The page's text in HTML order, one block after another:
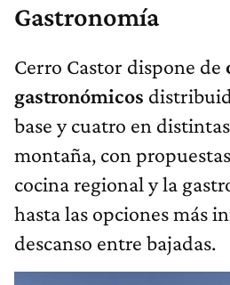
Gastronomía
Cerro Castor dispone de
gastronómicos
base y cuatro en
montaña, con
cocina regional y la
hasta las opciones más
descanso entre bajadas.